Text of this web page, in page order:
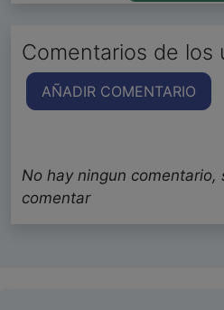
Comentarios de los
AÑADIR COMENTARIO
No hay ningun comentario,
comentar